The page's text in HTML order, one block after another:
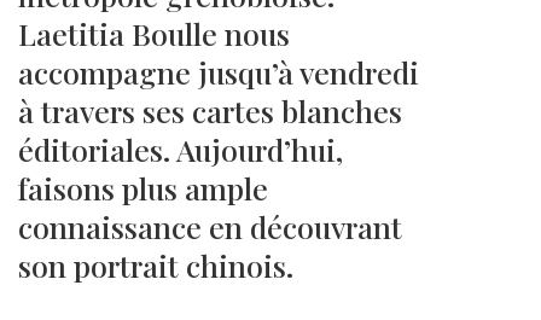
Laetitia Boulle nous
accompagne jusqu’à vendredi
à travers ses cartes blanches
éditoriales. Aujourd’hui,
faisons plus ample
connaissance en découvrant
son portrait chinois.